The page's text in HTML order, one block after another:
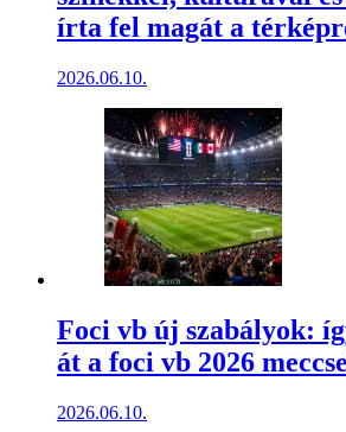
írta fel magát a
2026.06.10.
Foci vb új szabályok:
át a foci vb 2026
2026.06.10.